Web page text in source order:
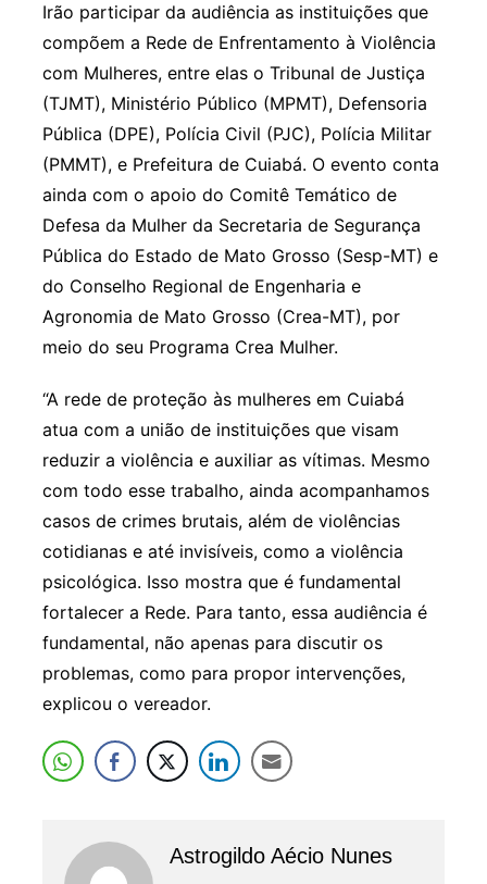
Irão participar da audiência as instituições que
compõem a Rede de Enfrentamento à Violência
com Mulheres, entre elas o Tribunal de Justiça
(TJMT), Ministério Público (MPMT), Defensoria
Pública (DPE), Polícia Civil (PJC), Polícia Militar
(PMMT), e Prefeitura de Cuiabá. O evento conta
ainda com o apoio do Comitê Temático de
Defesa da Mulher da Secretaria de Segurança
Pública do Estado de Mato Grosso (Sesp-MT) e
do Conselho Regional de Engenharia e
Agronomia de Mato Grosso (Crea-MT), por
meio do seu Programa Crea Mulher.
“A rede de proteção às mulheres em Cuiabá
atua com a união de instituições que visam
reduzir a violência e auxiliar as vítimas. Mesmo
com todo esse trabalho, ainda acompanhamos
casos de crimes brutais, além de violências
cotidianas e até invisíveis, como a violência
psicológica. Isso mostra que é fundamental
fortalecer a Rede. Para tanto, essa audiência é
fundamental, não apenas para discutir os
problemas, como para propor intervenções,
explicou o vereador.
Astrogildo Aécio Nunes